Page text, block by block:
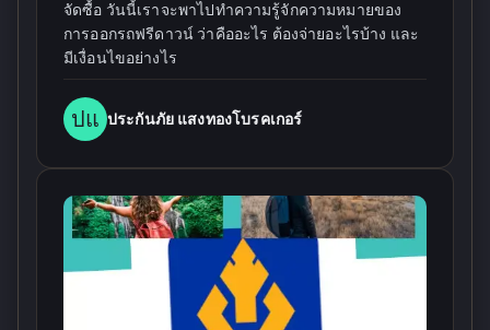
จัดซื้อ วันนี้เราจะพาไปทำความรู้จักความหมายของ
การออกรถฟรีดาวน์ ว่าคืออะไร ต้องจ่ายอะไรบ้าง และ
มีเงื่อนไขอย่างไร
ปแ ประกันภัย แสงทองโบรคเกอร์